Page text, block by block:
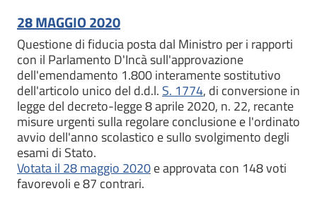
28 MAGGIO 2020
Questione di fiducia posta dal Ministro per i rapporti
con il Parlamento D'Incà sull'approvazione
dell'emendamento 1.800 interamente sostitutivo
dell'articolo unico del d.d.l. S. 1774, di conversione in
legge del decreto-legge 8 aprile 2020, n. 22, recante
misure urgenti sulla regolare conclusione e l'ordinato
avvio dell'anno scolastico e sullo svolgimento degli
esami di Stato.
Votata il 28 maggio 2020e approvata con 148 voti
favorevoli e 87 contrari.